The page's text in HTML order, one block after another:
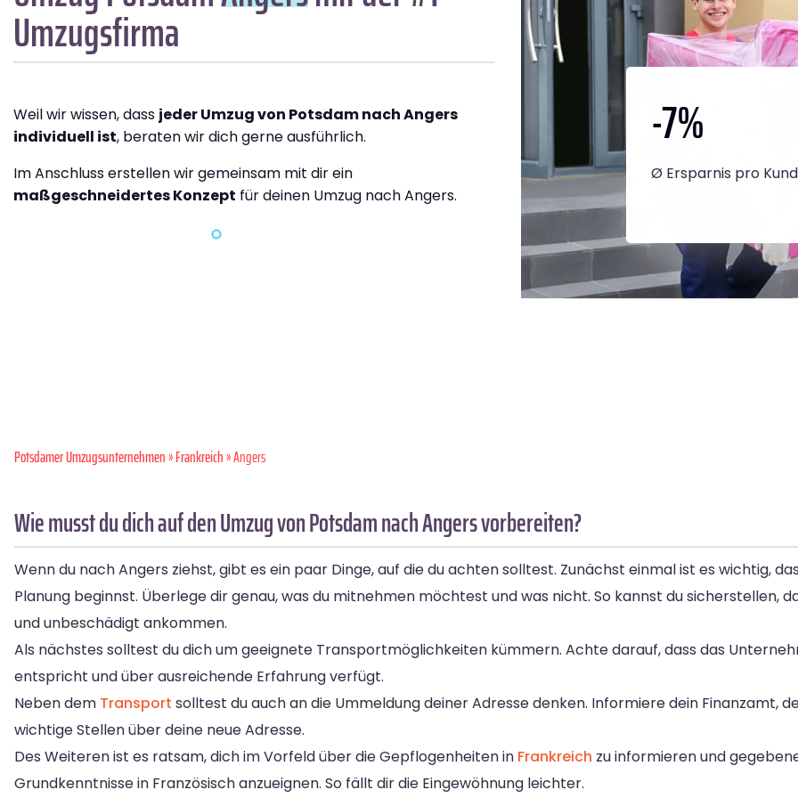
Umzugsfirma
Weil wir wissen, dass jeder Umzug von Potsdam nach Angers
individuell ist, beraten wir dich gerne ausführlich.
Im Anschluss erstellen wir gemeinsam mit dir ein
maßgeschneidertes Konzept für deinen Umzug nach Angers.
-7%
Ø Ersparnis pro
Potsdamer Umzugsunternehmen»Frankreich» Angers
Wie musst du dich auf den Umzug von Potsdam nach Angers vorbereiten?
Wenn du nach Angers ziehst, gibt es ein paar Dinge, auf die du achten solltest. Zunächst einmal ist es wichtig,
Planung beginnst. Überlege dir genau, was du mitnehmen möchtest und was nicht. So kannst du sicherstellen,
und unbeschädigt ankommen.
Als nächstes solltest du dich um geeignete Transportmöglichkeiten kümmern. Achte darauf, dass das
entspricht und über ausreichende Erfahrung verfügt.
Neben dem Transport solltest du auch an die Ummeldung deiner Adresse denken. Informiere dein Finanzamt,
wichtige Stellen über deine neue Adresse.
Des Weiteren ist es ratsam, dich im Vorfeld über die Gepflogenheiten in Frankreich zu informieren und
Grundkenntnisse in Französisch anzueignen. So fällt dir die Eingewöhnung leichter.